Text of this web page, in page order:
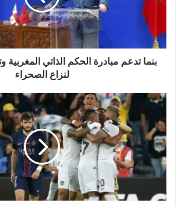
بنما تدعم مبادرة الحكم الذاتي المغربية
لنزاع الصحراء